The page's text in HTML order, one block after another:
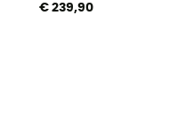
€ 239,90